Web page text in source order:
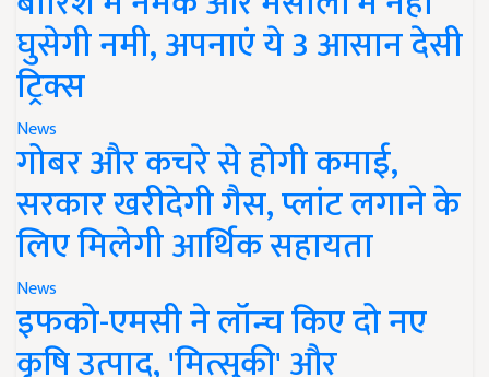
घुसेगी नमी, अपनाएं ये 3 आसान देसी
ट्रिक्स
News
गोबर और कचरे से होगी कमाई,
सरकार खरीदेगी गैस, प्लांट लगाने के
लिए मिलेगी आर्थिक सहायता
News
इफको-एमसी ने लॉन्च किए दो नए
कृषि उत्पाद, 'मित्सुकी' और